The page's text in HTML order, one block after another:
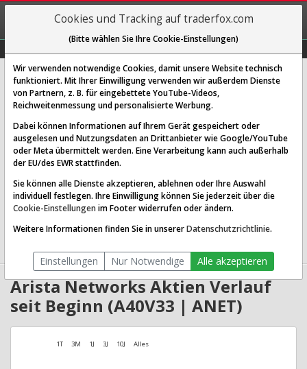
REGIS-
TRIEREN
Arista Networks Inc.
[ANET | WKN A40V33 | ISIN US0404132054]
188,629 $ -1,92 %
Echtzeit-Aktienkurs 07.08.2026 19:59 Uhr
BID:188,461 $
Website:
Sektor:
Technology / Computer Hardware
237.96 Mrd. USD
Anzahl
1,261,224,704
Arista Networks Aktien Verlauf
seit Beginn (A40V33 | ANET)
1T 3M 1J 3J 10J Alles
Cookies und Tracking auf traderfox.com
(Bitte wählen Sie Ihre Cookie-Einstellungen)
Wir verwenden notwendige Cookies, damit unsere Website technisch
funktioniert. Mit Ihrer Einwilligung verwenden wir außerdem Dienste
von Partnern, z. B. für eingebettete YouTube-Videos,
Reichweitenmessung und personalisierte Werbung.
Dabei können Informationen auf Ihrem Gerät gespeichert oder
ausgelesen und Nutzungsdaten an Drittanbieter wie Google/YouTube
oder Meta übermittelt werden. Eine Verarbeitung kann auch außerhalb
der EU/des EWR stattfinden.
Sie können alle Dienste akzeptieren, ablehnen oder Ihre Auswahl
individuell festlegen. Ihre Einwilligung können Sie jederzeit über die
Cookie-Einstellungen im Footer widerrufen oder ändern.
Weitere Informationen finden Sie in unsererDatenschutzrichtlinie.
Einstellungen Nur Notwendige Alle akzeptieren